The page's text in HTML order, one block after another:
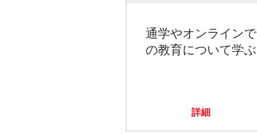
通学やオンラインで
の教育について学ぶ
詳細